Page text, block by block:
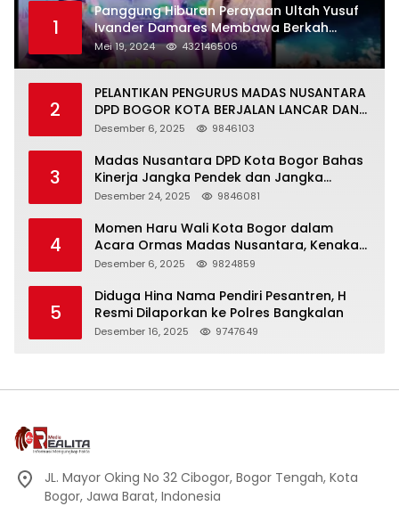
1
Panggung Hiburan Perayaan Ultah Yusuf
Ivander Damares Membawa Berkah
Warga Kejapanan
Mei 19, 2024 432146506
2
PELANTIKAN PENGURUS MADAS NUSANTARA
DPD BOGOR KOTA BERJALAN LANCAR DAN
KHIDMAT
Desember 6, 2025 9846103
3
Madas Nusantara DPD Kota Bogor Bahas
Kinerja Jangka Pendek dan Jangka
Panjang
Desember 24, 2025 9846081
4
Momen Haru Wali Kota Bogor dalam
Acara Ormas Madas Nusantara, Kenakan
Peci Hitam Tinggi sebagai Simbol
Desember 6, 2025 9824859
5
Diduga Hina Nama Pendiri Pesantren, H
Resmi Dilaporkan ke Polres Bangkalan
Desember 16, 2025 9747649
JL. Mayor Oking No 32 Cibogor, Bogor Tengah, Kota
Bogor, Jawa Barat, Indonesia